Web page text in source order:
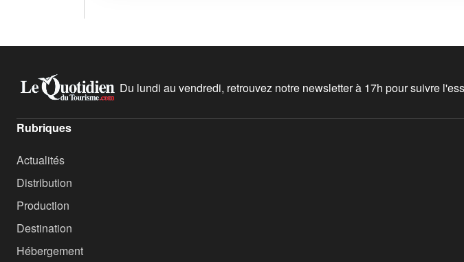
Du lundi au vendredi, retrouvez notre newsletter à 17h pour suivre
Rubriques
Actualités
Distribution
Production
Destination
Hébergement